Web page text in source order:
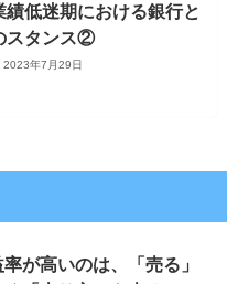
績低迷期における銀行と
スタンス②
2023年7月29日
が高いのは、「売る」